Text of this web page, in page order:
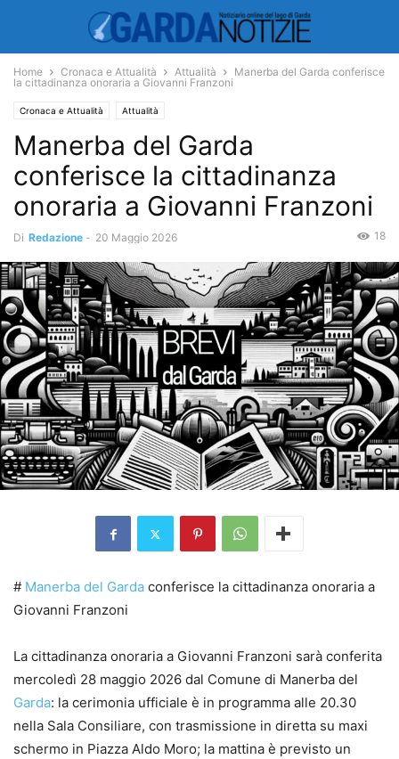
Home Cronaca e Attualità Attualità
Manerba del Garda conferisce
la cittadinanza onoraria a Giovanni Franzoni
Cronaca e Attualità Attualità
Manerba del Garda
conferisce la cittadinanza
onoraria a Giovanni Franzoni
Di Redazione - 20 Maggio 2026 18
# Manerba del Garda conferisce la cittadinanza onoraria a
Giovanni Franzoni
La cittadinanza onoraria a Giovanni Franzoni sarà conferita
mercoledì 28 maggio 2026 dal Comune di Manerba del
Garda: la cerimonia ufficiale è in programma alle 20.30
nella Sala Consiliare, con trasmissione in diretta su maxi
schermo in Piazza Aldo Moro; la mattina è previsto un